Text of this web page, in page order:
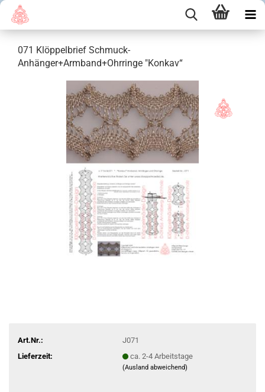
071 Klöppelbrief Schmuck-
Anhänger+Armband+Ohrringe "Konkav“
Art.Nr.:
J071
Lieferzeit:
ca. 2-4 Arbeitstage
(Ausland abweichend)